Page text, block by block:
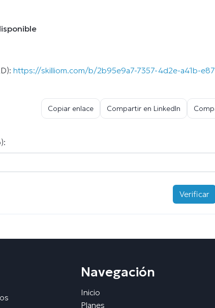
https://skilliom.com/b/2b95e9a7-7357-4d2e-a41b-
Copiar enlace Compartir en LinkedIn
Verificar
Navegación
Inicio
Planes